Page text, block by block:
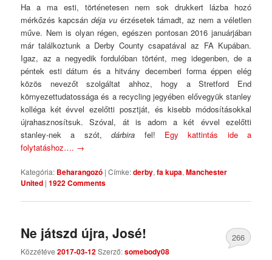
Ha a ma esti, történetesen nem sok drukkert lázba hozó
mérkőzés kapcsán déja vuérzésetek támadt, az nem a véletlen
műve. Nem is olyan régen, egészen pontosan 2016 januárjában
már találkoztunk a Derby County csapatával az FA Kupában.
Igaz, az a negyedik fordulóban történt, meg idegenben, de a
péntek esti dátum és a hitvány decemberi forma éppen elég
közös nevezőt szolgáltat ahhoz, hogy a Stretford End
környezettudatossága és a recycling jegyében elővegyük stanley
kolléga két évvel ezelőtti posztját, és kisebb módosításokkal
újrahasznosítsuk. Szóval, át is adom a két évvel ezelőtti
stanley-nek a szót,dárbira fel! Egy kattintás ide a
folytatáshoz…. →
Kategória: Beharangozó |Címke:derby,fa kupa,Manchester
United |1922 Comments
Ne játszd újra, José!
Közzétéve2017-03-12Szerző:somebody08
266